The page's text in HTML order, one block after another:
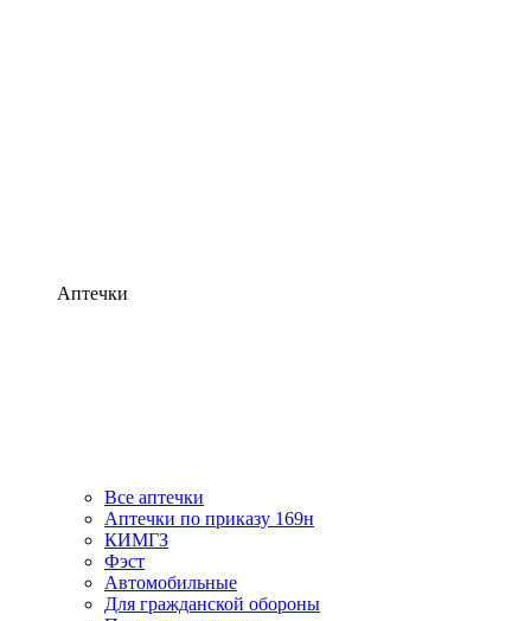
Аптечки
Все аптечки
Аптечки по приказу 169н
КИМГЗ
Фэст
Автомобильные
Для гражданской обороны